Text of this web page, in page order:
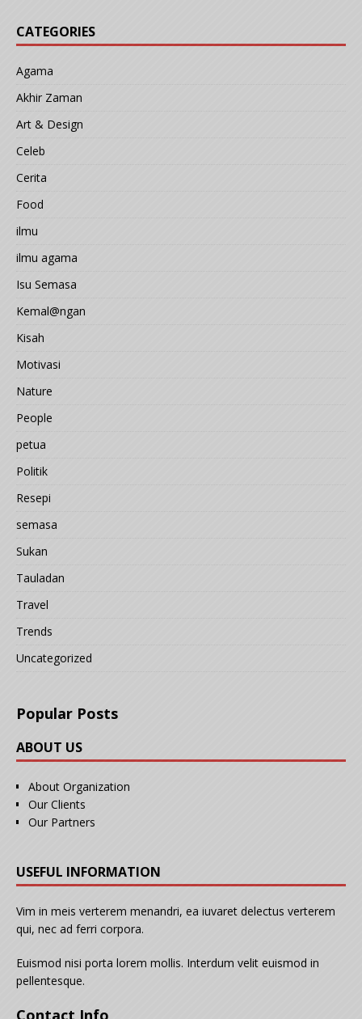
CATEGORIES
Agama
Akhir Zaman
Art & Design
Celeb
Cerita
Food
ilmu
ilmu agama
Isu Semasa
Kemal@ngan
Kisah
Motivasi
Nature
People
petua
Politik
Resepi
semasa
Sukan
Tauladan
Travel
Trends
Uncategorized
Popular Posts
ABOUT US
About Organization
Our Clients
Our Partners
USEFUL INFORMATION
Vim in meis verterem menandri, ea iuvaret delectus verterem
qui, nec ad ferri corpora.
Euismod nisi porta lorem mollis. Interdum velit euismod in
pellentesque.
Contact Info